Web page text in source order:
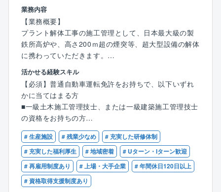
＜出張手当は年最大100万円＞
⇒年に半年～1年程度出張した場合、約50～100万円の
手当を支給。家庭の事情などで「出張が多いのは厳し
い…」という方には出張の少ない働き方も対応してい
ます。
＜資格手当充実＞
⇒1級建築施工管理技士、1級土木施工管理技士、技術
士（建設）の資格をお持ちの方は、年間最大60万円の
手当がございます。
習料は、会社が全額負担します。
中で新たな解体工法を採用したりと突き詰めがいもあ
ります。業績好調につき積極増員中のため、マネジメ
ントのポストも目指していただきやすい環境です。
また、同社は絶対評価制度へ移行したため、年齢や在
籍年数に関係なく、個々が正当な報酬を得る文化で
す。等級に在籍年数の条件は無い為、頑張り次第でど
んどん上を目指すことができます。
【教育体制】
一定の研修体制は整えています。
入社後はまず1～2週間ほど本社での研修を受けていた
だき、社内システムの使い方、各種申請の方法、解体
工事に関する基礎知識、安全管理について学んでいた
だきます。
その後、各事務所に配属され、先輩社員と一緒に業務
に取り組みながら実務を習得していただきます。た
業務内容
【業務概要】
プラント解体工事の施工管理として、日本最大級の製
鉄所高炉や、高さ200ｍ超の煙突等、超大型設備の解体
に携わっていただきます。
プラント解体工事の施工管理をお任せします。品質管
理が不要のためトラブル対応や事務作業が少なく、残
業も月平均25h程度。
工期が1～3か月のため、スピーディーに現場がまわり
ます。
【業務内容】
■廃棄物処理およびスクラップの処分の手配
■解体前の事前調査（環境対策･工法の検討)
■施工計画作成(工程･安全･コスト･品質などの管理)
活かせる経験スキル
【必須】普通自動車運転免許をお持ちで、以下いずれ
かに当てはまる方
■一級土木施工管理技士、または一級建築施工管理技士
の資格をお持ちの方
■その他解体業の監理技術者の要件を満たす方
【歓迎】
■マネジメント経験のある方
# 生産施設 # 残業少なめ
# 充実した研修体制
# 充実した福利厚生
# 地域密着
# Uターン・Iターン歓迎
# 再雇用制度あり
# 上場・大手企業
# 年間休日120日以上
# 資格取得支援制度あり